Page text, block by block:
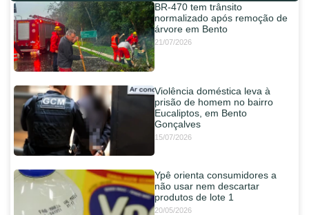
BR-470 tem trânsito
normalizado após remoção de
árvore em Bento
21/07/2026
Violência doméstica leva à
prisão de homem no bairro
Eucaliptos, em Bento
Gonçalves
15/07/2026
Ypê orienta consumidores a
não usar nem descartar
produtos de lote 1
20/05/2026